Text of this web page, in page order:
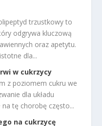
trzustkowy to
odgrywa kluczową
oraz apetytu.
dla...
w cukrzycy
z poziomem cukru we
dla układu
na tę chorobę często...
na cukrzycę